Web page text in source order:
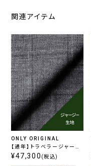
関連アイテム
ONLY ORIGINAL
【通年】トラベラージャージ
ー ライトグレーチェック
¥47,300 (税込)